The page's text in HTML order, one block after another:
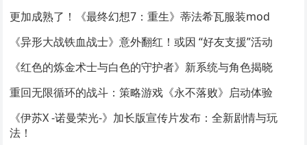
更加成熟了！《最终幻想7：重生》蒂法希瓦服装mod
《异形大战铁血战士》意外翻红！或因 “好友支援”活动
《红色的炼金术士与白色的守护者》新系统与角色揭晓
重回无限循环的战斗：策略游戏《永不落败》启动体验
《伊苏X -诺曼荣光-》加长版宣传片发布：全新剧情与玩
法！